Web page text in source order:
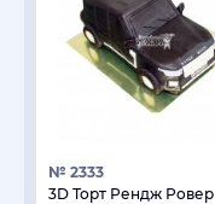
№ 2333
3D Торт Рендж Ровер